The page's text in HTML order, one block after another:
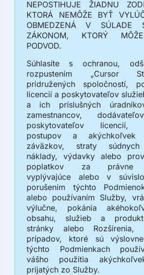
NEPOSTIHUJE ŽIADNU
KTORÁ NEMÔŽE BYŤ
OBMEDZENÁ V SÚLADE
ZÁKONOM, KTORÝ
PODVOD.
Súhlasíte s ochranou,
rozpustením „Cursor
pridružených spoločností,
licencií a poskytovateľov
a ich príslušných
zamestnancov,
poskytovateľov licencií,
postupov a
záväzkov, straty súdnych
náklady, výdavky alebo
poplatkov za právne
vyplývajúce alebo v
porušením týchto
alebo používaním Služby,
výlučne, pokánia
obsahu, služieb a
stránky alebo Rozšírenia,
prípadov, ktoré sú
týchto Podmienkach
vášho použitia
prijatých zo Služby.